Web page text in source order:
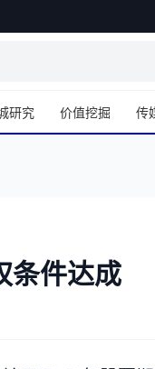
研究 价值挖掘 传
条件达成